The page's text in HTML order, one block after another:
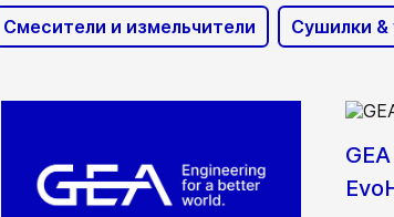
Смесители и измельчители Сушилки &